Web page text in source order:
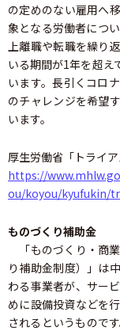
の定めのない雇用へ
象となる労働者につ
上離職や転職を繰り
いる期間が1年を超え
います。長引くコロ
のチャレンジを希望
います。
厚生労働省「トライ
https://
ou/koyou/kyufukin/
ものづくり補助金
「ものづくり・商
り補助金制度）」は
わる事業者が、サー
めに設備投資などを
されるというもので